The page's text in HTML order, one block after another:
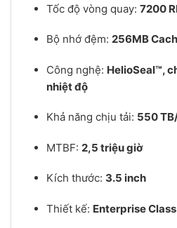
Tốc độ vòng quay: 7200
Bộ nhớ đệm: 256MB
Công nghệ: HelioSeal™,
nhiệt độ
Khả năng chịu tải: 550
MTBF: 2,5 triệu giờ
Kích thước: 3.5 inch
Thiết kế: Enterprise